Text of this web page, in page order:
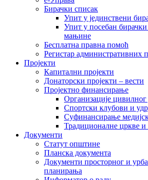
Бирачки списак
Упит у јединствени
Упит у посебан
мањине
Бесплатна правна помоћ
Регистар административних
Пројекти
Капитални пројекти
Донаторски пројекти – вести
Пројектно финансирање
Организације
Спортски клубови и
Суфинансирање
Традиционалне цркве и
Документи
Статут општине
Планска документа
Документи просторног и
планирања